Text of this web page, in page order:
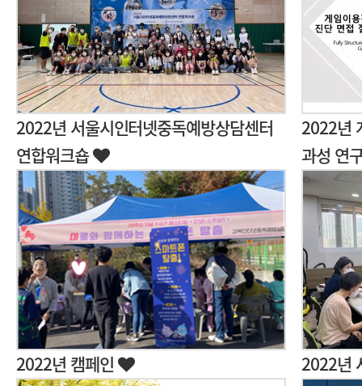
2022년 서울시인터넷중독예방상담센터
연합워크숍
2022년
과성 연
2022년 캠페인 2022년